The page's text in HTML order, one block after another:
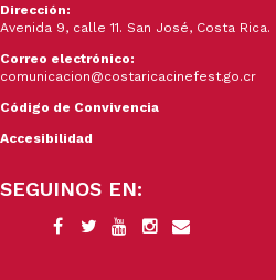
Dirección:
Avenida 9, calle 11. San José, Costa Rica.
Correo electrónico:
comunicacion@costaricacinefest.go.cr
Código de Convivencia
Accesibilidad
SEGUINOS EN: